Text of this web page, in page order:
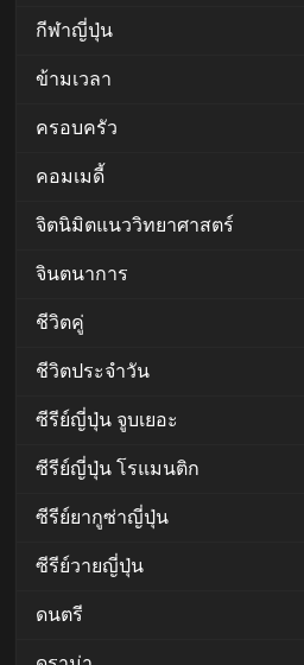
กีฬาญี่ปุ่น
ข้ามเวลา
ครอบครัว
คอมเมดี้
จิตนิมิตแนววิทยาศาสตร์
จินตนาการ
ชีวิตคู่
ชีวิตประจำวัน
ซีรีย์ญี่ปุ่น จูบเยอะ
ซีรีย์ญี่ปุ่น โรแมนติก
ซีรีย์ยากูซ่าญี่ปุ่น
ซีรีย์วายญี่ปุ่น
ดนตรี